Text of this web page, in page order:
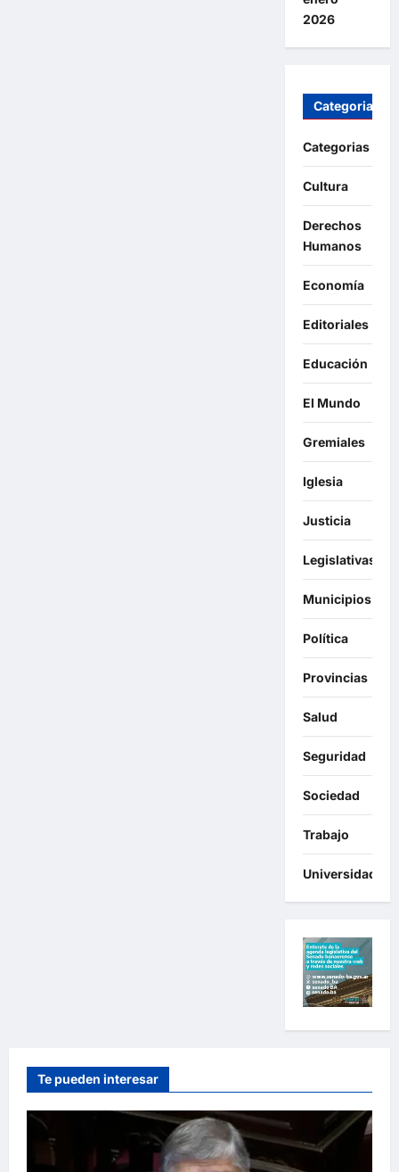
2026
Categorias
Categorias
Cultura
Derechos
Humanos
Economía
Editoriales
Educación
El Mundo
Gremiales
Iglesia
Justicia
Legislativas
Municipios
Política
Provincias
Salud
Seguridad
Sociedad
Trabajo
Universidades
Te pueden interesar